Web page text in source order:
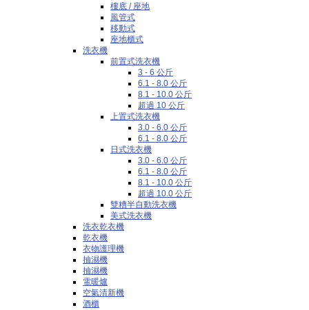
樓底 / 座地
風管式
移動式
座地櫃式
洗衣機
前置式洗衣機
3 - 6 公斤
6.1 - 8.0 公斤
8.1 - 10.0 公斤
超過 10 公斤
上置式洗衣機
3.0 - 6.0 公斤
6.1 - 8.0 公斤
日式洗衣機
3.0 - 6.0 公斤
6.1 - 8.0 公斤
8.1 - 10.0 公斤
超過 10.0 公斤
雙糟半自動洗衣機
美式洗衣機
洗衣乾衣機
乾衣機
衣物護理機
抽濕機
抽濕機
電暖爐
空氣清新機
酒櫃